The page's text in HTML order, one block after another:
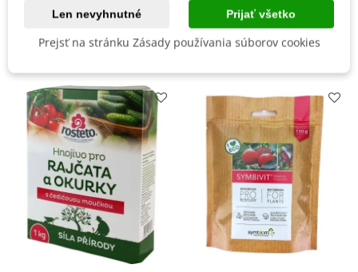
Mohli byste ešte potrebovať
Len nevyhnutné Prijať všetko
Prejsť na stránku Zásady používania súborov cookies